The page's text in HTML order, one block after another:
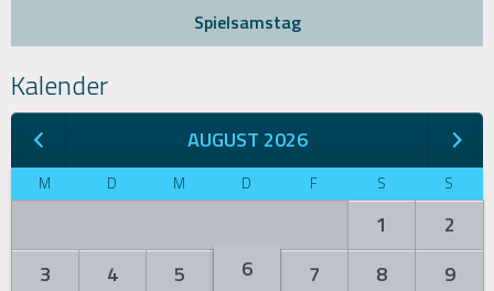
Spielsamstag
Kalender
AUGUST 2026
M D M D F S S
1
2
3
4 5 6 7 8
9